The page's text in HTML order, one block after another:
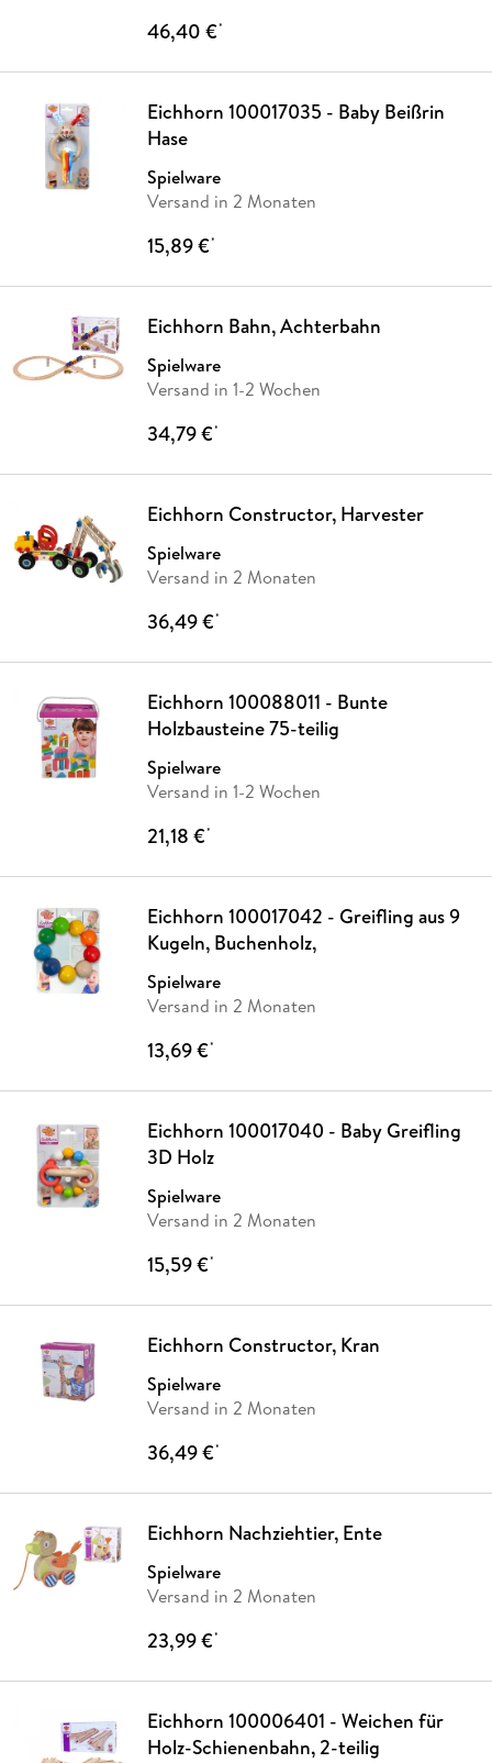
46,40 €*
Eichhorn 100017035 - Baby Beißrin
Hase
Spielware
Versand in 2 Monaten
15,89 €*
Eichhorn Bahn, Achterbahn
Spielware
Versand in 1-2 Wochen
34,79 €*
Eichhorn Constructor, Harvester
Spielware
Versand in 2 Monaten
36,49 €*
Eichhorn 100088011 - Bunte
Holzbausteine 75-teilig
Spielware
Versand in 1-2 Wochen
21,18 €*
Eichhorn 100017042 - Greifling aus 9
Kugeln, Buchenholz,
Spielware
Versand in 2 Monaten
13,69 €*
Eichhorn 100017040 - Baby Greifling
3D Holz
Spielware
Versand in 2 Monaten
15,59 €*
Eichhorn Constructor, Kran
Spielware
Versand in 2 Monaten
36,49 €*
Eichhorn Nachziehtier, Ente
Spielware
Versand in 2 Monaten
23,99 €*
Eichhorn 100006401 - Weichen für
Holz-Schienenbahn, 2-teilig